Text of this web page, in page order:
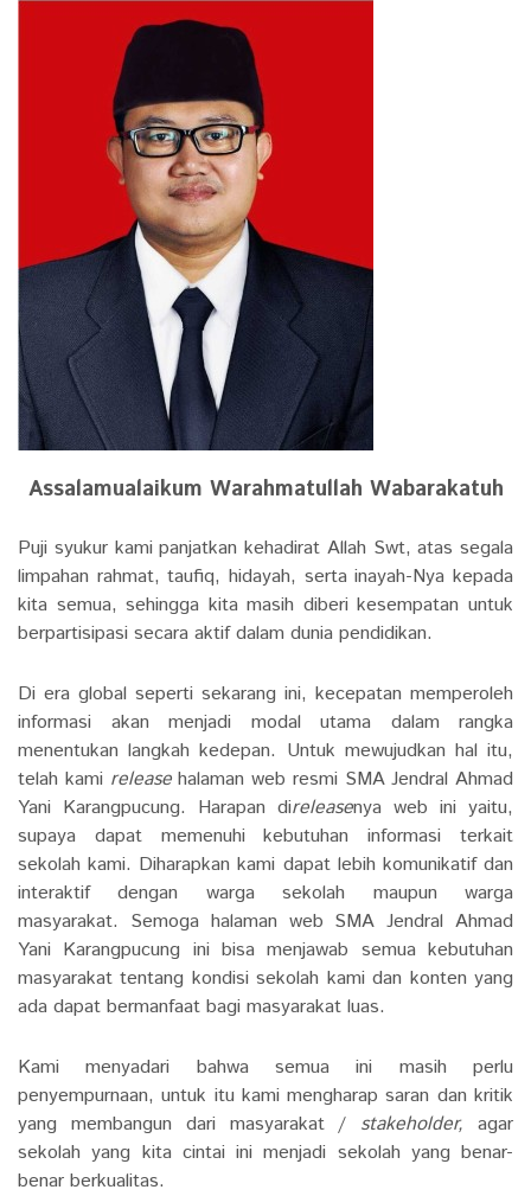
Assalamualaikum Warahmatullah Wabarakatuh
Puji syukur kami panjatkan kehadirat Allah Swt, atas segala
limpahan rahmat, taufiq, hidayah, serta inayah-Nya kepada
kita semua, sehingga kita masih diberi kesempatan untuk
berpartisipasi secara aktif dalam dunia pendidikan.
Di era global seperti sekarang ini, kecepatan memperoleh
informasi akan menjadi modal utama dalam rangka
menentukan langkah kedepan. Untuk mewujudkan hal itu,
telah kami releasehalaman web resmi SMA Jendral Ahmad
Yani Karangpucung. Harapan direleasenya web ini yaitu,
supaya dapat memenuhi kebutuhan informasi terkait
sekolah kami. Diharapkan kami dapat lebih komunikatif dan
interaktif dengan warga sekolah maupun warga
masyarakat. Semoga halaman web SMA Jendral Ahmad
Yani Karangpucung ini bisa menjawab semua kebutuhan
masyarakat tentang kondisi sekolah kami dan konten yang
ada dapat bermanfaat bagi masyarakat luas.
Kami menyadari bahwa semua ini masih perlu
penyempurnaan, untuk itu kami mengharap saran dan kritik
yang membangun dari masyarakat / stakeholder, agar
sekolah yang kita cintai ini menjadi sekolah yang benar-
benar berkualitas.